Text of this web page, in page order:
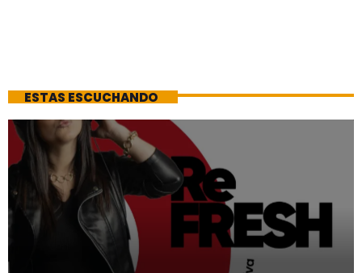
ESTAS ESCUCHANDO